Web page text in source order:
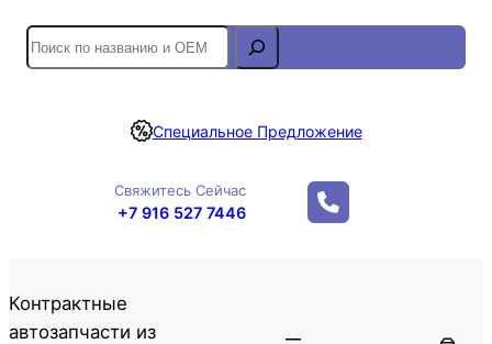
S
e
r
Специальное Предложение
Свяжитесь Сейчас
+7 916 527 7446
Контрактные
автозапчасти из